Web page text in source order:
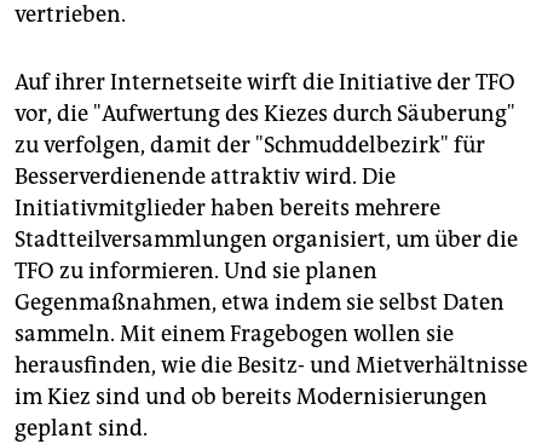
vertrieben.
Auf ihrer Internetseite wirft die Initiative der TFO
vor, die "Aufwertung des Kiezes durch Säuberung"
zu verfolgen, damit der "Schmuddelbezirk" für
Besserverdienende attraktiv wird. Die
Initiativmitglieder haben bereits mehrere
Stadtteilversammlungen organisiert, um über die
TFO zu informieren. Und sie planen
Gegenmaßnahmen, etwa indem sie selbst Daten
sammeln. Mit einem Fragebogen wollen sie
herausfinden, wie die Besitz- und Mietverhältnisse
im Kiez sind und ob bereits Modernisierungen
geplant sind.